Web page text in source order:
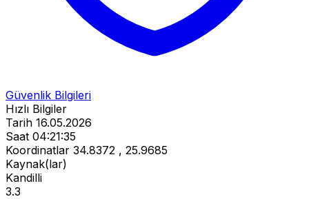
Güvenlik Bilgileri
Hızlı Bilgiler
Tarih 16.05.2026
Saat 04:21:35
Koordinatlar 34.8372 , 25.9685
Kaynak(lar)
Kandilli
3.3